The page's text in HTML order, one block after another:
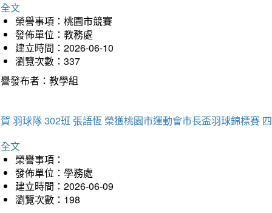
文
榮譽事項：桃園市競賽
發佈單位：教務處
建立時間：2026-06-10
瀏覽次數：337
發布者：教學組
羽球隊 302班 張語恆 榮獲桃園市運動會市長盃羽球錦標賽
文
榮譽事項：
發佈單位：學務處
建立時間：2026-06-09
瀏覽次數：198